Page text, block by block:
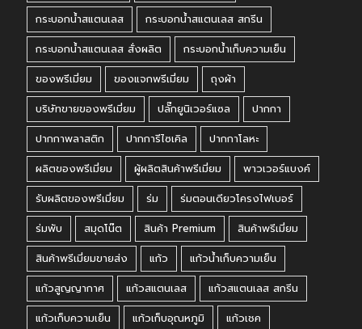
กระบอกน้ำสแตนเลส
กระบอกน้ำสแตนเลส สกรีน
กระบอกน้ำสแตนเลส สั่งผลิต
กระบอกน้ำเก็บความเย็น
ของพรีเมี่ยม
ของแจกพรีเมี่ยม
ถุงผ้า
บริษัทขายของพรีเมี่ยม
ปลั๊กยูนิเวอร์แซล
ปากกา
ปากกาพลาสติก
ปากการีไซเคิล
ปากกาโลหะ
ผลิตของพรีเมี่ยม
ผู้ผลิตสินค้าพรีเมี่ยม
พาวเวอร์แบงค์
รับผลิตของพรีเมี่ยม
ร่ม
ร่มตอนเดียวโครงไฟเบอร์
ร่มพับ
สมุดโน๊ต สินค้า Premium
สินค้าพรีเมี่ยม
สินค้าพรีเมี่ยมขายส่ง
แก้ว
แก้วน้ำเก็บความเย็น
แก้วสูญญากาศ
แก้วสแตนเลส
แก้วสแตนเลส สกรีน
แก้วเก็บความเย็น
แก้วเก็บอุณหภูมิ
แก้วเชค